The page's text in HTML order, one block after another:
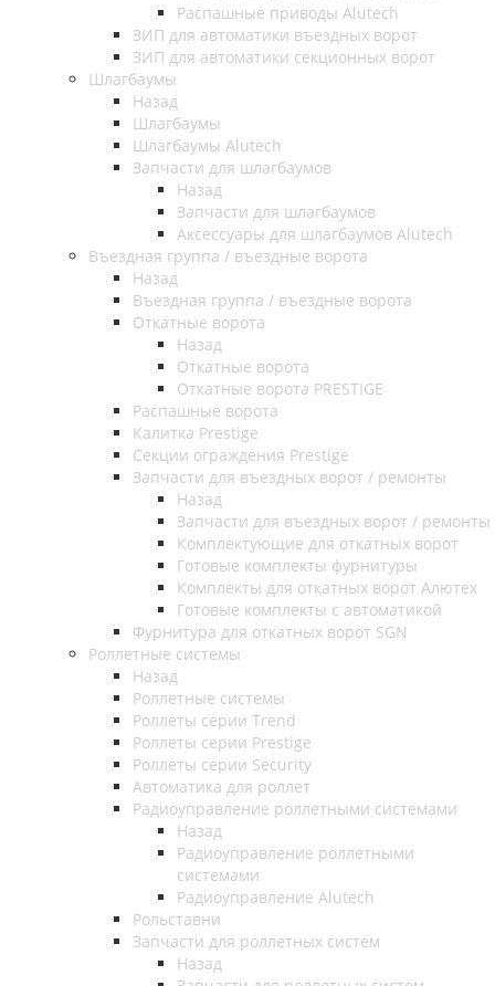
Распашные приводы Alutech
ЗИП для автоматики въездных ворот
ЗИП для автоматики секционных ворот
Шлагбаумы
Назад
Шлагбаумы
Шлагбаумы Alutech
Запчасти для шлагбаумов
Назад
Запчасти для шлагбаумов
Аксессуары для шлагбаумов Alutech
Въездная группа / въездные ворота
Назад
Въездная группа / въездные ворота
Откатные ворота
Назад
Откатные ворота
Откатные ворота PRESTIGE
Распашные ворота
Калитка Prestige
Секции ограждения Prestige
Запчасти для въездных ворот / ремонты
Назад
Запчасти для въездных ворот / ремонты
Комплектующие для откатных ворот
Готовые комплекты фурнитуры
Комплекты для откатных ворот Алютех
Готовые комплекты с автоматикой
Фурнитура для откатных ворот SGN
Роллетные системы
Назад
Роллетные системы
Роллеты серии Trend
Роллеты серии Prestige
Роллеты серии Security
Автоматика для роллет
Радиоуправление роллетными системами
Назад
Радиоуправление роллетными
системами
Радиоуправление Alutech
Рольставни
Запчасти для роллетных систем
Назад